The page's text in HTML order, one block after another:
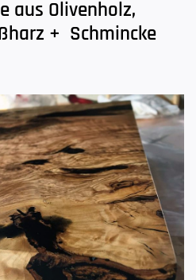
aus Olivenholz,
+ Schmincke